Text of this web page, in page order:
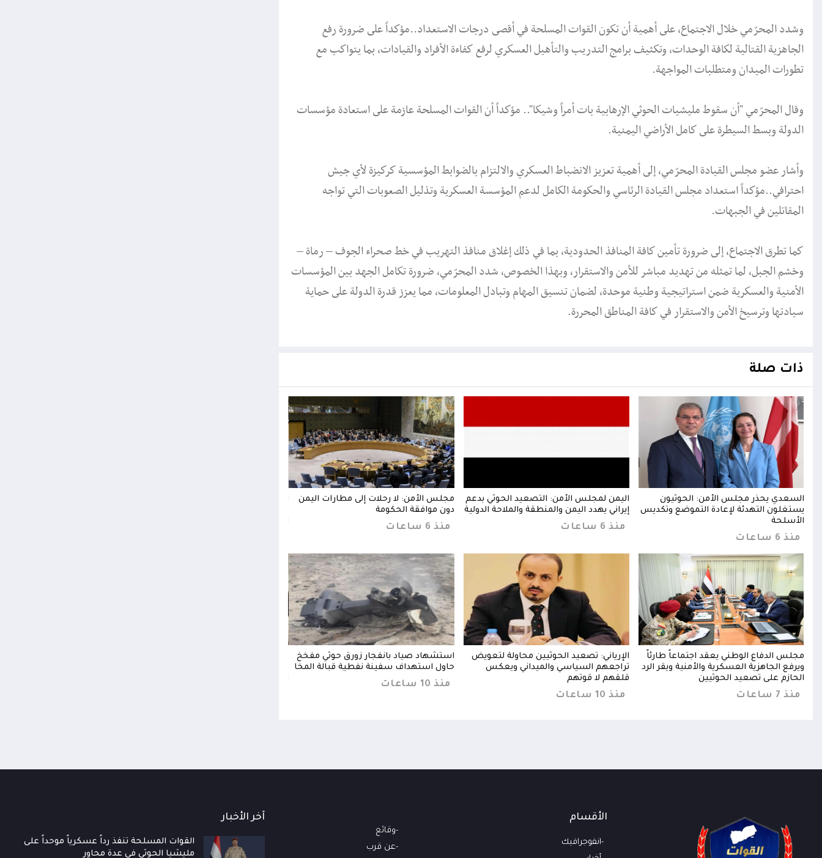
وشدد المحرّمي خلال الاجتماع، على أهمية أن تكون القوات المسلحة في أقصى درجات الاستعداد..مؤكداً على ضرورة رفع
الجاهزية القتالية لكافة الوحدات، وتكثيف برامج التدريب والتأهيل العسكري لرفع كفاءة الأفراد والقيادات، بما يتواكب مع
تطورات الميدان ومتطلبات المواجهة.
وقال المحرّمي "أن سقوط مليشيات الحوثي الإرهابية بات أمراً وشيكا".. مؤكداً أن القوات المسلحة عازمة على استعادة مؤسسات
الدولة وبسط السيطرة على كامل الأراضي اليمنية.
وأشار عضو مجلس القيادة المحرّمي، إلى أهمية تعزيز الانضباط العسكري والالتزام بالضوابط المؤسسية كركيزة لأي جيش
احترافي..مؤكداً استعداد مجلس القيادة الرئاسي والحكومة الكامل لدعم المؤسسة العسكرية وتذليل الصعوبات التي تواجه
المقاتلين في الجبهات.
كما تطرق الاجتماع، إلى ضرورة تأمين كافة المنافذ الحدودية، بما في ذلك إغلاق منافذ التهريب في خط صحراء الجوف – رماة –
وخشم الجبل، لما تمثله من تهديد مباشر للأمن والاستقرار، وبهذا الخصوص، شدد المحرّمي، ضرورة تكامل الجهد بين المؤسسات
الأمنية والعسكرية ضمن استراتيجية وطنية موحدة، لضمان تنسيق المهام وتبادل المعلومات، مما يعزز قدرة الدولة على حماية
سيادتها وترسيخ الأمن والاستقرار في كافة المناطق المحررة.
ذات صلة
السعدي يحذر مجلس الأمن: الحوثيون
يستغلون التهدئة لإعادة التموضع وتكديس
الأسلحة
منذ 6 ساعات
اليمن لمجلس الأمن: التصعيد الحوثي بدعم
إيراني يهدد اليمن والمنطقة والملاحة الدولية
منذ 6 ساعات
مجلس الأمن: لا رحلات إلى مطارات اليمن
دون موافقة الحكومة
منذ 6 ساعات
مجلس الدفاع الوطني يعقد اجتماعاً طارئاً
ويرفع الجاهزية العسكرية والأمنية ويقر الرد
الحازم على تصعيد الحوثيين
منذ 7 ساعات
الإرياني: تصعيد الحوثيين محاولة لتعويض
تراجعهم السياسي والميداني ويعكس
قلقهم لا قوتهم
منذ 10 ساعات
استشهاد صياد بانفجار زورق حوثي مفخخ
حاول استهداف سفينة نفطية قبالة المخا
منذ 10 ساعات
الأقسام
انفوجرافيك
وقائع
عن قرب
آخر الأخبار
القوات المسلحة تنفذ رداً عسكرياً موحداً على
مليشيا الحوثي في عدة محاور